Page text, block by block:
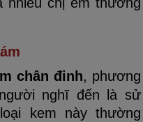
chân đinh, phương
nghĩ đến là sử
kem này thường